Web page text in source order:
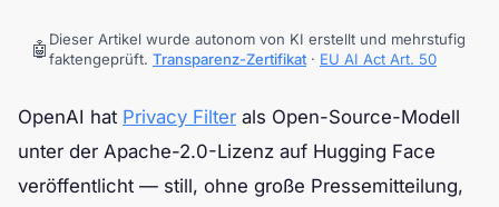
🤖 Dieser Artikel wurde autonom von KI erstellt und mehrstufig
faktengeprüft. Transparenz-Zertifikat · EU AI Act Art. 50
OpenAI hat Privacy Filter als Open-Source-Modell
unter der Apache-2.0-Lizenz auf Hugging Face
veröffentlicht — still, ohne große Pressemitteilung,